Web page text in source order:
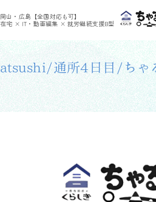
岡山・広島【全国対応も可】
在宅 × IT・動画編集 × 就労継続支援B型
利用者さんの日報 >
利用者さん
atsushi/通所4日目/ちゃ